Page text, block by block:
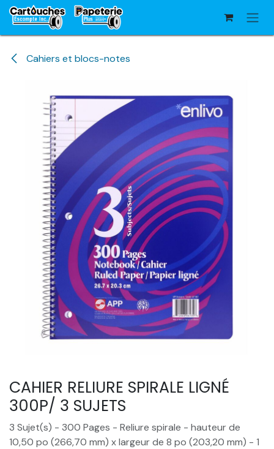
Se rendre au contenu
Cahiers et blocs-notes
CAHIER RELIURE SPIRALE LIGNÉ
300P/ 3 SUJETS
3 Sujet(s) - 300 Pages - Reliure spirale - hauteur de
10,50 po (266,70 mm) x largeur de 8 po (203,20 mm) - 1